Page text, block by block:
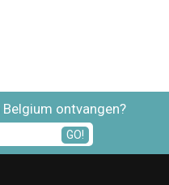
ontvangen?
GO!